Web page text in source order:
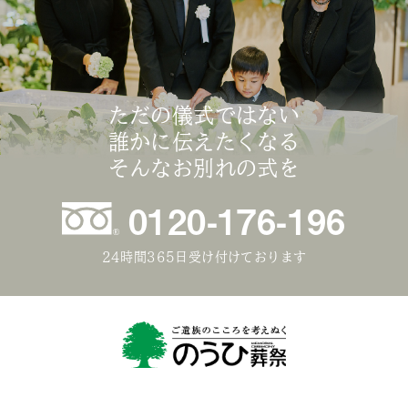
ただの儀式ではない
誰かに伝えたくなる
そんなお別れの式を
0120-176-196
24時間365日受け付けております